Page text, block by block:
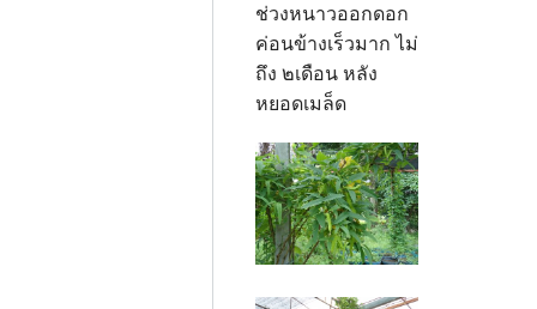
ช่วงหนาวออกดอก
ค่อนข้างเร็วมาก ไม่
ถึง ๒เดือน หลัง
หยอดเมล็ด